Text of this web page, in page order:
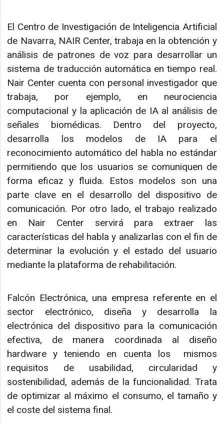
El Centro de Investigación de Inteligencia Artificial
de Navarra, NAIR Center, trabaja en la obtención y
análisis de patrones de voz para desarrollar un
sistema de traducción automática en tiempo real.
Nair Center cuenta con personal investigador que
trabaja, por ejemplo, en neurociencia
computacional y la aplicación de IA al análisis de
señales biomédicas. Dentro del proyecto,
desarrolla los modelos de IA para el
reconocimiento automático del habla no estándar
permitiendo que los usuarios se comuniquen de
forma eficaz y fluida. Estos modelos son una
parte clave en el desarrollo del dispositivo de
comunicación. Por otro lado, el trabajo realizado
en Nair Center servirá para extraer las
características del habla y analizarlas con el fin de
determinar la evolución y el estado del usuario
mediante la plataforma de rehabilitación.
Falcón Electrónica, una empresa referente en el
sector electrónico, diseña y desarrolla la
electrónica del dispositivo para la comunicación
efectiva, de manera coordinada al diseño
hardware y teniendo en cuenta los mismos
requisitos de usabilidad, circularidad y
sostenibilidad, además de la funcionalidad. Trata
de optimizar al máximo el consumo, el tamaño y
el coste del sistema final.